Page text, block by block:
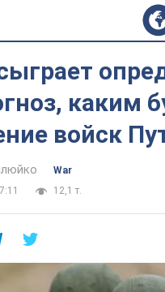
каким
войск
War
12,1 т.